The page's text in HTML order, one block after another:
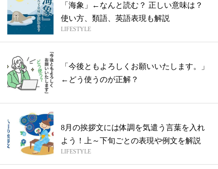
「海象」←なんと読む？ 正しい意味は？
使い方、類語、英語表現も解説
LIFESTYLE
「今後ともよろしくお願いいたします。」
←どう使うのが正解？
8月の挨拶文には体調を気遣う言葉を入れ
よう！上～下旬ごとの表現や例文を解説
LIFESTYLE